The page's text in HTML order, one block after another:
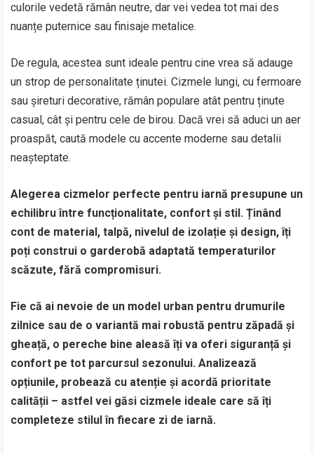
culorile vedetă rămân neutre, dar vei vedea tot mai des
nuanțe puternice sau finisaje metalice.
De regula, acestea sunt ideale pentru cine vrea să adauge
un strop de personalitate ținutei. Cizmele lungi, cu fermoare
sau șireturi decorative, rămân populare atât pentru ținute
casual, cât și pentru cele de birou. Dacă vrei să aduci un aer
proaspăt, caută modele cu accente moderne sau detalii
neașteptate.
Alegerea cizmelor perfecte pentru iarnă presupune un
echilibru între funcționalitate, confort și stil. Ținând
cont de material, talpă, nivelul de izolație și design, îți
poți construi o garderobă adaptată temperaturilor
scăzute, fără compromisuri.
Fie că ai nevoie de un model urban pentru drumurile
zilnice sau de o variantă mai robustă pentru zăpadă și
gheață, o pereche bine aleasă îți va oferi siguranță și
confort pe tot parcursul sezonului. Analizează
opțiunile, probează cu atenție și acordă prioritate
calității – astfel vei găsi cizmele ideale care să îți
completeze stilul în fiecare zi de iarnă.